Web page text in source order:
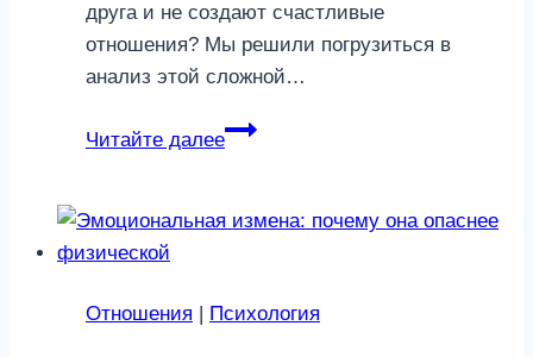
друга и не создают счастливые
отношения? Мы решили погрузиться в
анализ этой сложной…
Читайте далее
В
почему
сложно
Отношения Психология